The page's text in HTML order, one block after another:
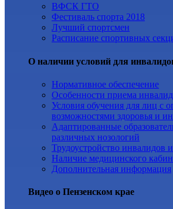
ВФСК ГТО
Фестиваль спорта 2018
Лучший спортсмен
Расписание спортивных
О наличии условий для
Нормативное обеспечение
Особенности приема
Условия обучения для лиц с
возможностями здоровья и
Адаптированные
различных нозологий
Трудоустройство инвалидов
Наличие медицинского
Дополнительная информация
Видео о Пензенском крае